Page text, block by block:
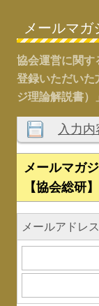
メールマガ
協会運営に関す
登録いただいた
ジ理論解説書）